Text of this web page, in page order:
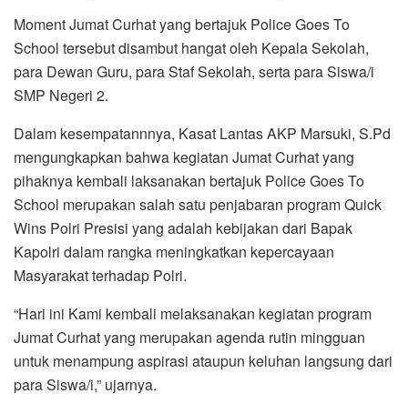
Moment Jumat Curhat yang bertajuk Police Goes To
School tersebut disambut hangat oleh Kepala Sekolah,
para Dewan Guru, para Staf Sekolah, serta para Siswa/i
SMP Negeri 2.
Dalam kesempatannnya, Kasat Lantas AKP Marsuki, S.Pd
mengungkapkan bahwa kegiatan Jumat Curhat yang
pihaknya kembali laksanakan bertajuk Police Goes To
School merupakan salah satu penjabaran program Quick
Wins Polri Presisi yang adalah kebijakan dari Bapak
Kapolri dalam rangka meningkatkan kepercayaan
Masyarakat terhadap Polri.
“Hari ini Kami kembali melaksanakan kegiatan program
Jumat Curhat yang merupakan agenda rutin mingguan
untuk menampung aspirasi ataupun keluhan langsung dari
para Siswa/i,” ujarnya.